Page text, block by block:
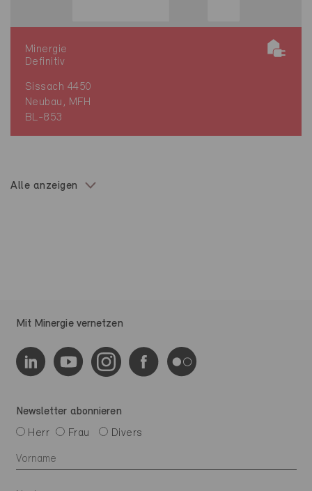
Minergie
Definitiv
Sissach 4450
Neubau, MFH
BL-853
Alle anzeigen
Mit Minergie vernetzen
Newsletter abonnieren
Herr
Frau Divers